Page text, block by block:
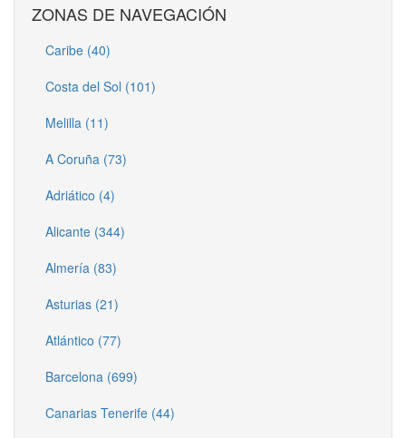
ZONAS DE NAVEGACIÓN
Caribe (40)
Costa del Sol (101)
Melilla (11)
A Coruña (73)
Adriático (4)
Alicante (344)
Almería (83)
Asturias (21)
Atlántico (77)
Barcelona (699)
Canarias Tenerife (44)